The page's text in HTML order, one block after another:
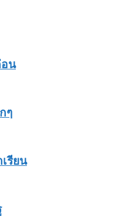
น
ๆ
รียน